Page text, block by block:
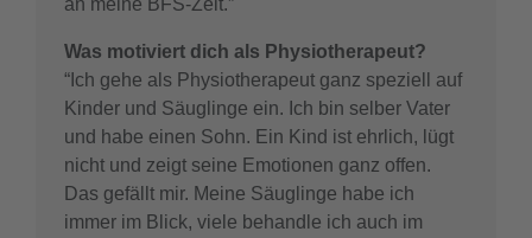
Was motiviert dich als Physiotherapeut?
“Ich gehe als Physiotherapeut ganz speziell auf
Kinder und Säuglinge ein. Ich bin selber Vater
und habe einen Sohn. Ein Kind ist ehrlich, lügt
nicht und zeigt seine Emotionen ganz offen.
Das gefällt mir. Meine Säuglinge habe ich
immer im Blick, viele behandle ich auch im